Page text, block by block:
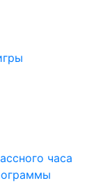
часа